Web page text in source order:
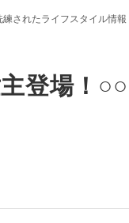
されたライフスタイル情報
登場！